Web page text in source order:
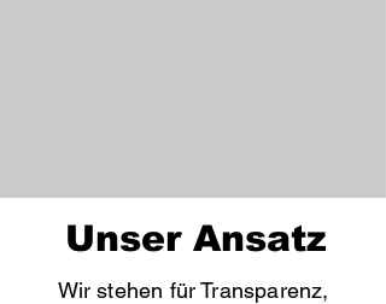
Unser Ansatz
Wir stehen für Transparenz,